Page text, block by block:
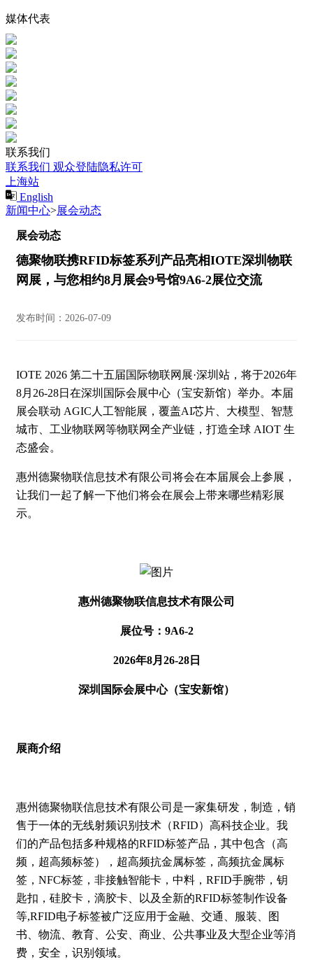
媒体代表
联系我们
联系我们 观众登陆隐私许可
上海站
English
新闻中心>展会动态
展会动态
德聚物联携RFID标签系列产品亮相IOTE深圳物联
网展，与您相约8月展会9号馆9A6-2展位交流
发布时间：2026-07-09
IOTE 2026 第二十五届国际物联网展·深圳站，将于2026年
8月26-28日在深圳国际会展中心（宝安新馆）举办。本届
展会联动 AGIC人工智能展，覆盖AI芯片、大模型、智慧
城市、工业物联网等物联网全产业链，打造全球 AIOT 生
态盛会。
惠州德聚物联信息技术有限公司将会在本届展会上参展，
让我们一起了解一下他们将会在展会上带来哪些精彩展
示。
惠州德聚物联信息技术有限公司
展位号：9A6-2
2026年8月26-28日
深圳国际会展中心（宝安新馆）
展商介绍
惠州德聚物联信息技术有限公司是⼀家集研发，制造，销
售于⼀体的⽆线射频识别技术（RFID）⾼科技企业。我
们的产品包括多种规格的RFID标签产品，其中包含（⾼
频，超⾼频标签），超⾼频抗⾦属标签，⾼频抗⾦属标
签，NFC标签，⾮接触智能卡，中料，RFID⼿腕带，钥
匙扣，硅胶卡，滴胶卡、以及全新的RFID标签制作设备
等,RFID电⼦标签被⼴泛应⽤于⾦融、交通、服装、图
书、物流、教育、公安、商业、公共事业及⼤型企业等消
费，安全，识别领域。